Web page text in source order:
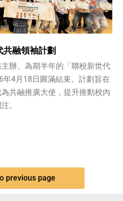
融領袖計劃
辦、為期半年的「聯校新世代
4月18日圓滿結束。計劃旨在
共融推廣大使，提升推動校內
。
previous page